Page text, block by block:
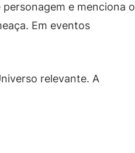
e menciona o
Em eventos
relevante. A